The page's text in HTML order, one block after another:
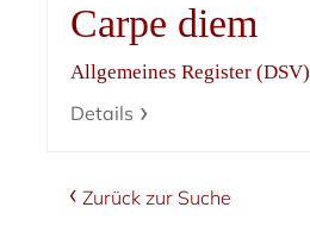
Carpe diem
Allgemeines Register (DSV)
Details
Zurück zur Suche